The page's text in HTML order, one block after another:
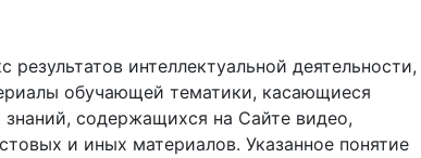
результатов интеллектуальной деятельности,
обучающей тематики, касающиеся
знаний, содержащихся на Сайте видео,
и иных материалов. Указанное понятие